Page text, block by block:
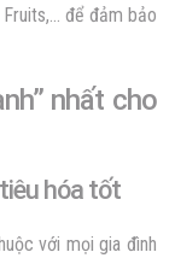
để đảm bảo
nhất cho
hóa tốt
với mọi gia đình